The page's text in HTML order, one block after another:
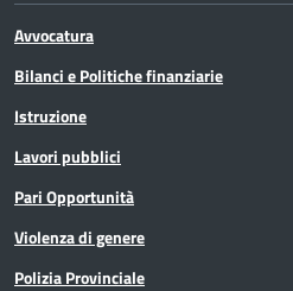
Avvocatura
Bilanci e Politiche finanziarie
Istruzione
Lavori pubblici
Pari Opportunità
Violenza di genere
Polizia Provinciale